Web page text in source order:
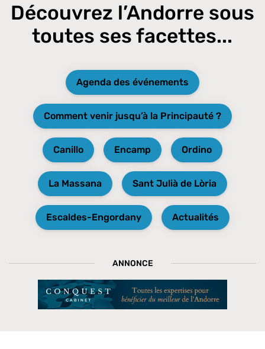
Découvrez l’Andorre sous
toutes ses facettes...
Agenda des événements
Comment venir jusqu’à la Principauté ?
Canillo Encamp Ordino
La Massana Sant Julià de Lòria
Escaldes-Engordany Actualités
ANNONCE